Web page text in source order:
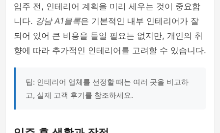
입주 전, 인테리어 계획을 미리 세우는 것이 중요합
니다. 강남 A1블록은 기본적인 내부 인테리어가 잘
되어 있어 큰 비용을 들일 필요는 없지만, 개인의 취
향에 따라 추가적인 인테리어를 고려할 수 있습니다.
팁: 인테리어 업체를 선정할 때는 여러 곳을 비교하
고, 실제 고객 후기를 참조하세요.